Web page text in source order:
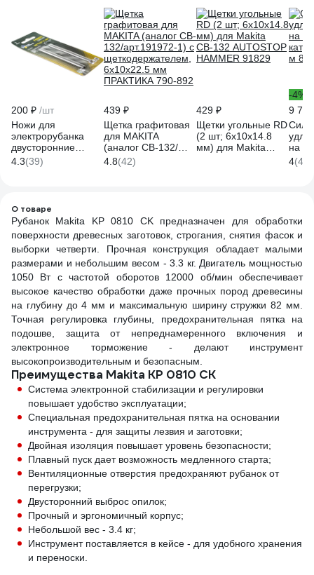
200 ₽ /шт
Ножи для
электрорубанка
двусторонние
TRIO-DIAMOND
82x5,5x1,1 мм
4.3(39)
439 ₽
Щетка графитовая
для MAKITA
(аналог CB-132/
арт.191972-1) с
щеткодержателем,
4.8(42)
429 ₽
Щетки угольные RD
(2 шт; 6х10х14.8
мм) для Makita
-4%
9
на
м
4(41)
О товаре
Рубанок Makita KP 0810 CK предназначен для обработки
поверхности древесных заготовок, строгания, снятия фасок и
выборки четверти. Прочная конструкция обладает малыми
размерами и небольшим весом - 3.3 кг. Двигатель мощностью
1050 Вт с частотой оборотов 12000 об/мин обеспечивает
высокое качество обработки даже прочных пород древесины
на глубину до 4 мм и максимальную ширину стружки 82 мм.
Точная регулировка глубины, предохранительная пятка на
подошве, защита от непреднамеренного включения и
электронное торможение - делают инструмент
высокопроизводительным и безопасным.
Преимущества Makita KP 0810 CK
Система электронной стабилизации и регулировки
повышает удобство эксплуатации;
Специальная предохранительная пятка на основании
инструмента - для защиты лезвия и заготовки;
Двойная изоляция повышает уровень безопасности;
Плавный пуск дает возможность медленного старта;
Вентиляционные отверстия предохраняют рубанок от
перегрузки;
Двусторонний выброс опилок;
Прочный и эргономичный корпус;
Небольшой вес - 3.4 кг;
Инструмент поставляется в кейсе - для удобного хранения
и переноски.